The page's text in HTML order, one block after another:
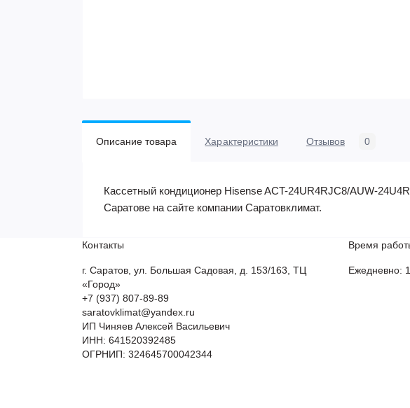
Описание товара Характеристики Отзывов 0
Кассетный кондиционер Hisense ACT-24UR4RJC8/AUW-
Саратове на сайте компании Саратовклимат.
Контакты
г. Саратов, ул. Большая Садовая, д. 153/163, ТЦ
«Город»
+7 (937) 807-89-89
saratovklimat@yandex.ru
ИП Чиняев Алексей Васильевич
ИНН: 641520392485
ОГРНИП: 324645700042344
Время
Ежедневно: